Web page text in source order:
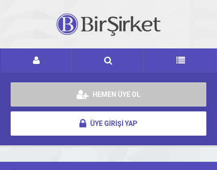
HEMEN ÜYE OL
ÜYE GİRİŞİ YAP